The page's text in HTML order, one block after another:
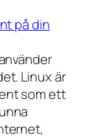
på din
Linux är
som ett